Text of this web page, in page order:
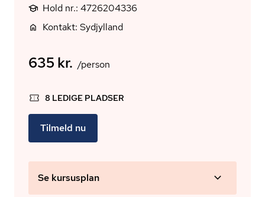
Hold nr.: 4726204336
Kontakt: Sydjylland
635 kr. /person
8 LEDIGE PLADSER
Tilmeld nu
Se kursusplan